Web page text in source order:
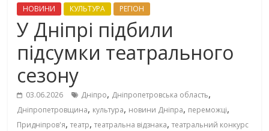
НОВИНИ КУЛЬТУРА РЕГІОН
У Дніпрі підбили
підсумки театрального
сезону
03.06.2026 Дніпро, Дніпропетровська область,
Дніпропетровщина, культура, новини Дніпра, переможці,
Придніпров'я,театр,театральна відзнака,театральний конкурс